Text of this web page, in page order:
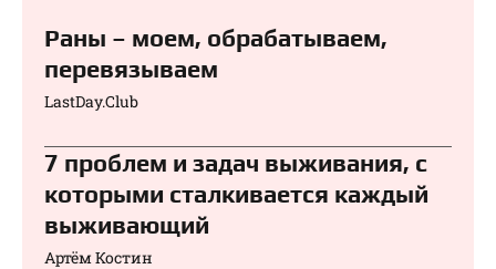
Раны – моем, обрабатываем,
перевязываем⁠⁠
LastDay.Club
7 проблем и задач выживания, с
которыми сталкивается каждый
выживающий
Артём Костин